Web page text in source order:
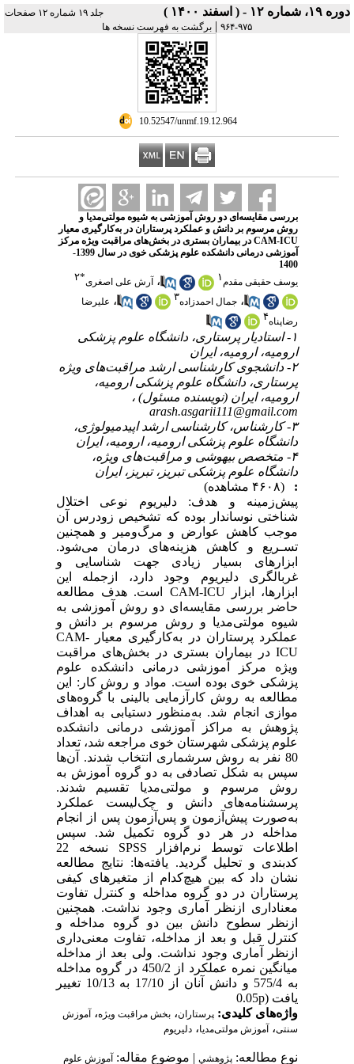
دوره ۱۹، شماره ۱۲ - ( اسفند ۱۴۰۰ )
جلد ۱۹ شماره ۱۲ صفحات
۹۷۵-۹۶۴
| برگشت به فهرست نسخه ها
‎ 10.52547/unmf.19.12.964
بررسی مقایسه‌ای دو روش آموزشی به شیوه مولتی‌مدیا و
روش مرسوم بر دانش و عملکرد پرستاران در به‌کارگیری معیار
CAM-ICU در بیماران بستری در بخش‌های مراقبت ویژه مرکز
آموزشی درمانی دانشکده علوم پزشکی خوی در سال 1399-
1400
یوسف حقیقی مقدم ۱ ، آرش علی اصغری*۲
، جمال احمدزاده۳ ، علیرضا
رضاپناه۴
۱- استادیار پرستاری، دانشگاه علوم پزشکی
ارومیه، ارومیه، ایران
۲- دانشجوی کارشناسی ارشد مراقبت‌های ویژه
پرستاری، دانشگاه علوم پزشکی ارومیه،
ارومیه، ایران (نویسنده مسئول) ،
arash.asgarii111@gmail.com
۳- کارشناس، کارشناسی ارشد اپیدمیولوژی،
دانشگاه علوم پزشکی ارومیه، ارومیه، ایران
۴- متخصص بیهوشی و مراقبت‌های ویژه،
دانشگاه علوم پزشکی تبریز، تبریز، ایران
:
(۴۶۰۸ مشاهده)
پیش‌زمینه و هدف: دلیریوم نوعی اختلال
شناختی نوساندار بوده که تشخیص زودرس آن
موجب کاهش عوارض و مرگ‌ومیر و همچنین
تسـریع و کاهش هزینه‌های درمان می‌شود.
ابزارهای بسیار زیادی جهت شناسایی و
غربالگری دلیریوم وجود دارد، ازجمله این
ابزارها، ابزار CAM-ICU است. هدف مطالعه
حاضر بررسی مقایسه‌ای دو روش آموزشی به
شیوه مولتی‌مدیا و روش مرسوم بر دانش و
عملکرد پرستاران در به‌کارگیری معیار CAM-
ICU در بیماران بستری در بخش‌های مراقبت
ویژه مرکز آموزشی درمانی دانشکده علوم
پزشکی خوی بوده است. ‌مواد و روش‌ کار: این
مطالعه به روش کارآزمایی بالینی با گروه‌های
موازی انجام شد. به‌منظور دستیابی به اهداف
پژوهش به مراکز آموزشی درمانی دانشکده
علوم پزشکی شهرستان خوی مراجعه شد، تعداد
80 نفر به روش سرشماری انتخاب شدند. آن‌ها
سپس به شکل تصادفی به دو گروه آموزش به
روش مرسوم و مولتی‌مدیا تقسیم شدند.
پرسشنامه‌های دانش و چک‌لیست عملکرد
به‌صورت پیش‌آزمون و پس‌آزمون پس از انجام
مداخله در هر دو گروه تکمیل شد. سپس
اطلاعات توسط نرم‌افزار SPSS نسخه 22
کدبندی و تحلیل گردید. یافته‌ها: نتایج مطالعه
نشان داد که بین هیچ‌کدام از متغیر‌های کیفی
پرستاران در دو گروه مداخله و کنترل تفاوت
معناداری ازنظر آماری وجود نداشت. همچنین
ازنظر سطوح دانش بین دو گروه مداخله و
کنترل قبل و بعد از مداخله، تفاوت معنی‌داری
ازنظر آماری وجود نداشت. ولی بعد از مداخله
میانگین نمره عملکرد از 450/2 در گروه مداخله
به 575/4 و دانش آنان از 17/10 به 10/13 تغییر
یافت (0.05p
واژه‌های کلیدی: پرستاران، بخش مراقبت ویژه، آموزش
سنتی، آموزش مولتی‌مدیا، دلیریوم
نوع مطالعه: پژوهشي| موضوع مقاله: آموزش علوم